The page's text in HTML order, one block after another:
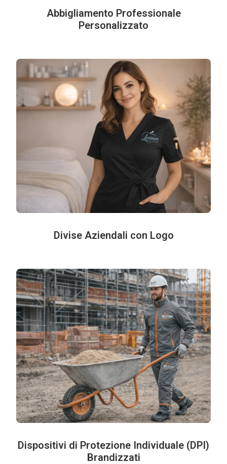
Abbigliamento Professionale
Personalizzato
Divise Aziendali con Logo
Dispositivi di Protezione Individuale (DPI)
Brandizzati